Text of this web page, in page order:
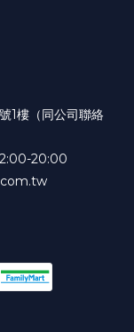
1樓（同公司聯絡
20:00